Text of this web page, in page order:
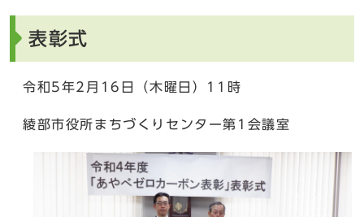
表彰式
令和5年2月16日（木曜日）11時
綾部市役所まちづくりセンター第1会議室